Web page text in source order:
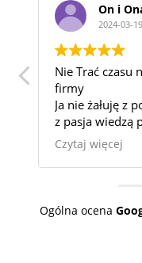
On i
2024-03-19
Nie Trać czasu
firmy
Ja nie żałuję z
z pasja wiedzą
nich żeczy nie
Pomogą
Czytaj więcej
Ogólna ocena